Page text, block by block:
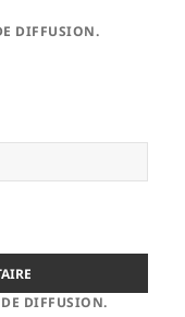
DIFFUSION.
DIFFUSION.